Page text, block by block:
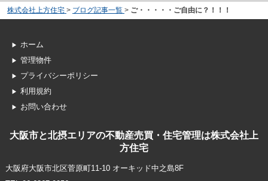
株式会社上方住宅 > ブログ記事一覧 > ご・・・・・ご自由に？！！！
ホーム
管理物件
プライバシーポリシー
利用規約
お問い合わせ
大阪市と北摂エリアの不動産売買・住宅管理は株式会社上
方住宅
大阪府大阪市北区菅原町11-10 オーキッド中之島8F